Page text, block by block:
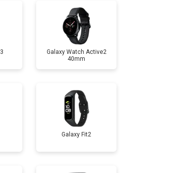
Заказать
Заказать
Заказать
Galaxy Watch Active2
40mm
Galaxy Fit2